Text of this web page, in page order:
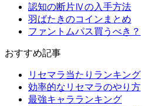
認知の断片Ⅳの入手方法
羽ばたきのコインまとめ
ファントムパス買うべき？
おすすめ記事
リセマラ当たりランキング
効率的なリセマラのやり方
最強キャラランキング